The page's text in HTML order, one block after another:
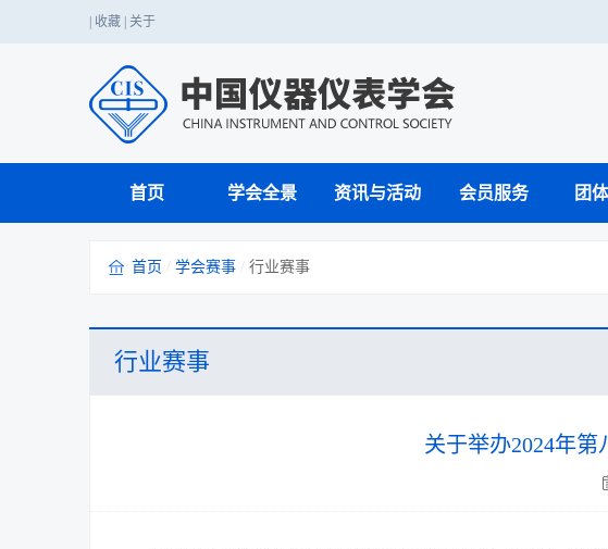
收藏 关于
首页 学会全景
学会介绍
资讯与活动
党的二十大精神
会员服务
国家职业标准
团
期刊工作
仪器仪表科技应用
业务介绍
国家级赛事
首页 学会赛事 行业赛事
行业赛事
关于举办2024年